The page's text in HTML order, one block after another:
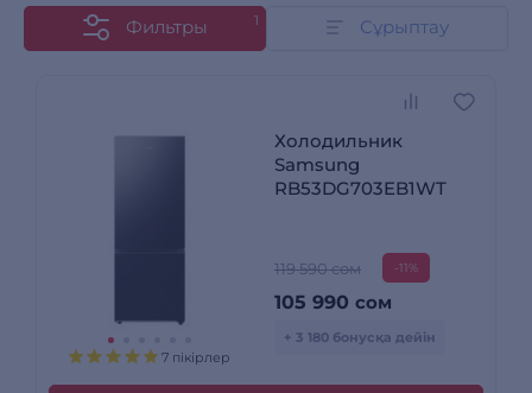
Фильтры 1 Сұрыптау
7 пікірлер
Холодильник
Samsung
RB53DG703EB1WT
119 590 сом -11%
105 990 сом
+ 3 180 бонусқа дейін